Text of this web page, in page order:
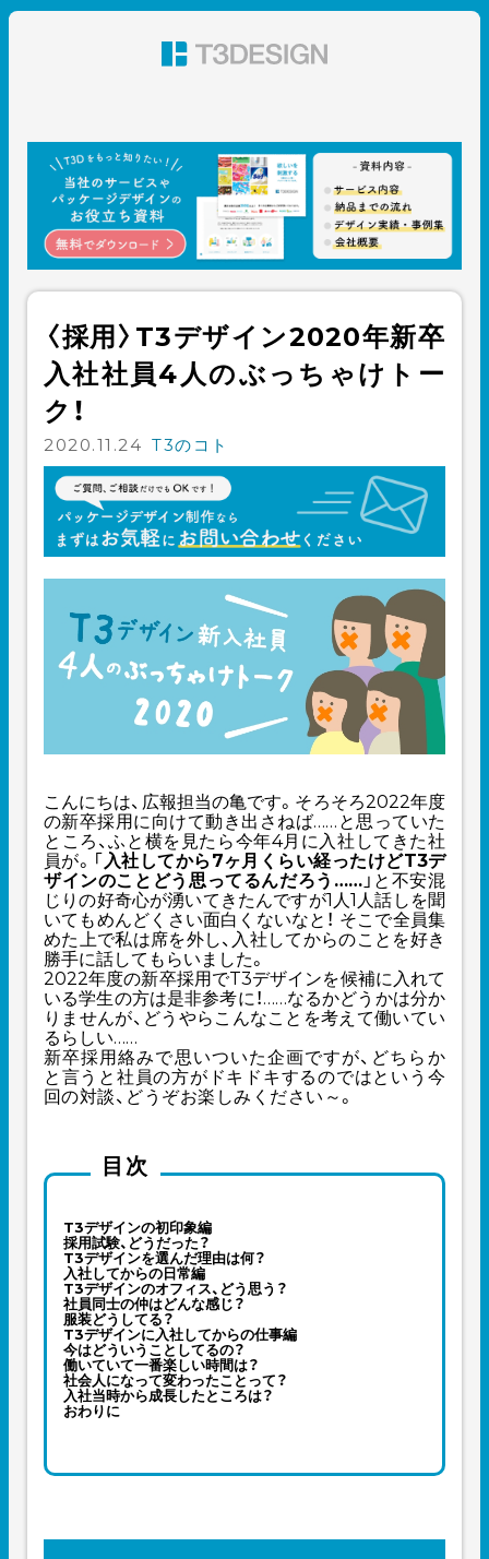
ン 株式会社T3デザイン
〈採用〉T3デザイン2020年新卒
入社社員4人のぶっちゃけトー
ク！
2020.11.24 T3のコト
こんにちは、広報担当の亀です。そろそろ2022年度
の新卒採用に向けて動き出さねば……と思っていた
ところ、ふと横を見たら今年4月に入社してきた社
員が。「 入社してから7ヶ月くらい経ったけどT3デ
ザインのことどう思ってるんだろう……」と不安混
じりの好奇心が湧いてきたんですが1人1人話しを聞
いてもめんどくさい面白くないなと！ そこで全員集
めた上で私は席を外し、入社してからのことを好き
勝手に話してもらいました。
2022年度の新卒採用でT3デザインを候補に入れて
いる学生の方は是非参考に！……なるかどうかは分か
りませんが、どうやらこんなことを考えて働いてい
るらしい……
新卒採用絡みで思いついた企画ですが、どちらか
と言うと社員の方がドキドキするのではという今
回の対談、どうぞお楽しみください～。
目次
T3デザインの初印象編
採用試験、どうだった？
T3デザインを選んだ理由は何？
入社してからの日常編
T3デザインのオフィス、どう思う？
社員同士の仲はどんな感じ？
服装どうしてる？
T3デザインに入社してからの仕事編
今はどういうことしてるの？
働いていて一番楽しい時間は？
社会人になって変わったことって？
入社当時から成長したところは？
おわりに